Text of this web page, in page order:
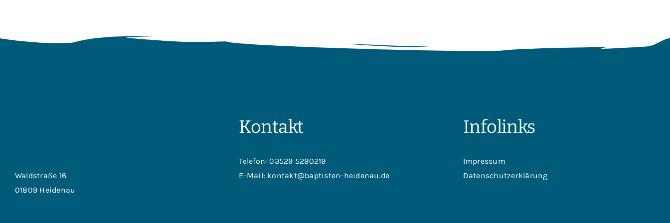
Waldstraße 16
01809 Heidenau
Kontakt
Telefon:03529 5290219
E-Mail: kontakt@baptisten-heidenau.de
Infolinks
Impressum
Datenschutzerklärung